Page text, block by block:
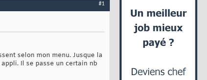
#1
selon mon menu. Jusque la
Il se passe un certain nb